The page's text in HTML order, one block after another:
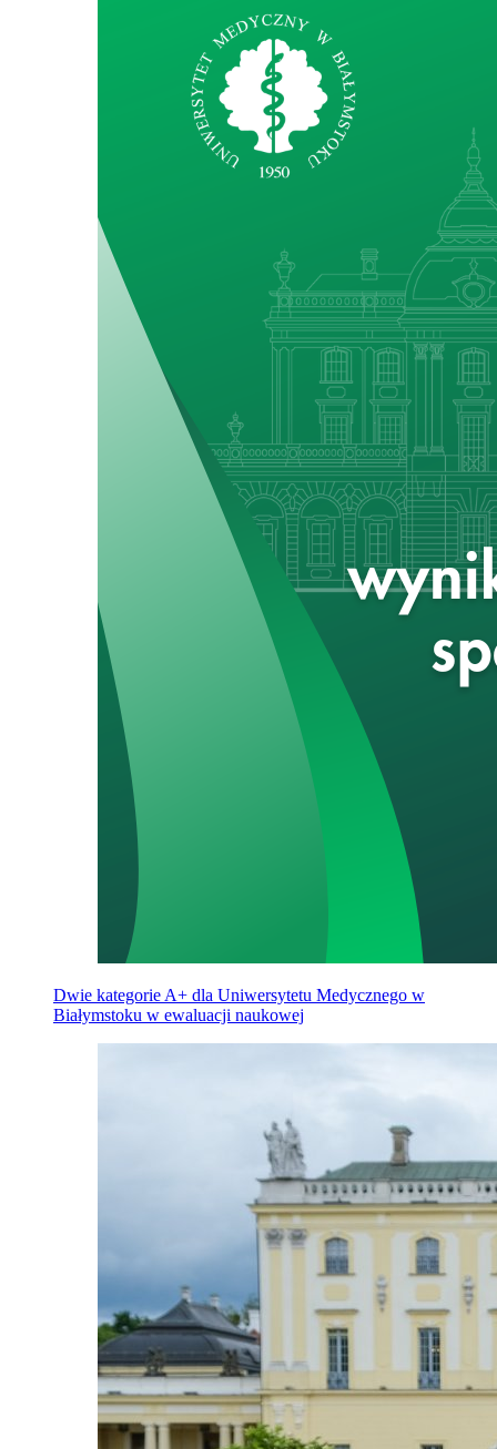
Dwie kategorie A+ dla Uniwersytetu Medycznego w
Białymstoku w ewaluacji naukowej